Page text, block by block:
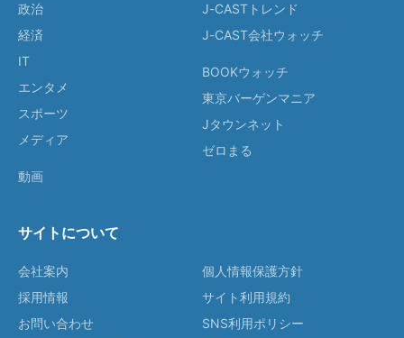
政治
経済
IT
エンタメ
スポーツ
メディア
動画
J-CASTトレンド
J-CAST会社ウォッチ
BOOKウォッチ
東京バーゲンマニア
Jタウンネット
ゼロまる
サイトについて
会社案内
採用情報
お問い合わせ
個人情報保護方針
サイト利用規約
SNS利用ポリシー